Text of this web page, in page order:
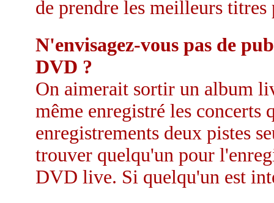
de prendre les meilleurs
N'envisagez-vous pas de
DVD ?
On aimerait sortir un album
même enregistré les concerts
enregistrements deux pistes
trouver quelqu'un pour
DVD live. Si quelqu'un est